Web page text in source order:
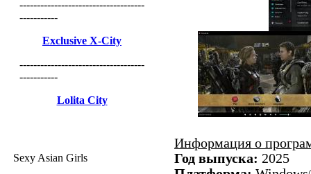
------------------------------------
-----------
Exclusive X-City
------------------------------------
-----------
Lolita City
Sexy Asian Girls
Информация о
Год выпуска: 2025